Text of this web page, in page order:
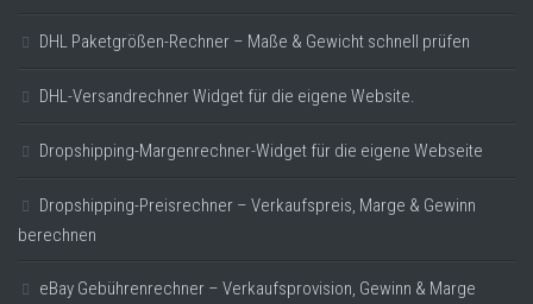
DHL Paketgrößen-Rechner – Maße & Gewicht schnell prüfen
DHL-Versandrechner Widget für die eigene Website.
Dropshipping-Margenrechner-Widget für die eigene Webseite
Dropshipping-Preisrechner – Verkaufspreis, Marge & Gewinn
berechnen
eBay Gebührenrechner – Verkaufsprovision, Gewinn & Marge